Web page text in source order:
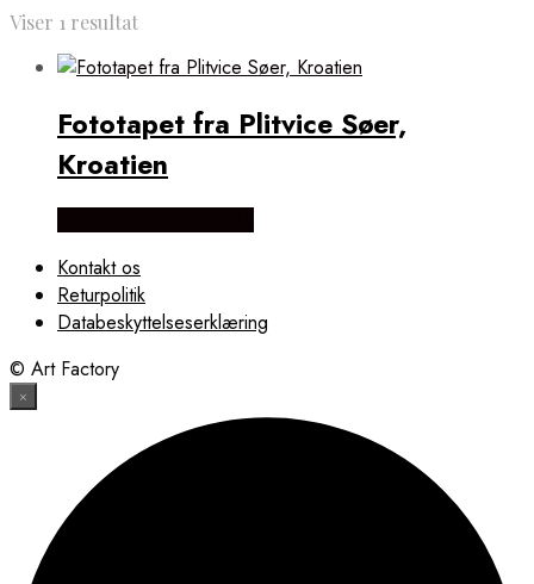
Viser 1 resultat
Fototapet fra Plitvice Søer,
Kroatien
Kontakt os
Returpolitik
Databeskyttelseserklæring
© Art Factory
×